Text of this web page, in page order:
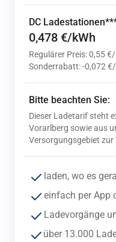
DC
0,478 €/kWh
Regulärer Preis: 0,55
Sonderrabatt: -0,072
Bitte beachten Sie:
Dieser Ladetarif steht
Vorarlberg sowie aus
Versorgungsgebiet zur
laden, wo es
einfach per App
Ladevorgänge
über 13.000